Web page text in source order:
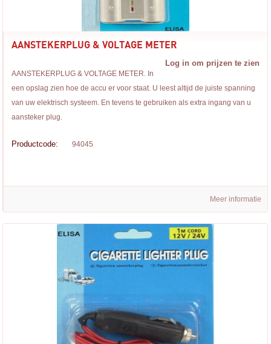
AANSTEKERPLUG & VOLTAGE METER
Log in om prijzen te zien
AANSTEKERPLUG & VOLTAGE METER. In
een opslag zien hoe de accu er voor staat. U leest altijd de juiste spanning
van uw elektrisch systeem. En tevens te gebruiken als extra ingang van u
aansteker plug.
Productcode: 94045
Meer informatie